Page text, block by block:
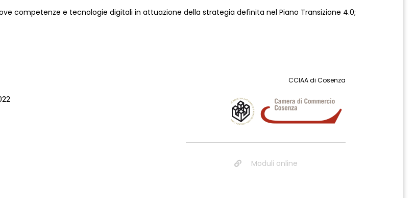
competenze e tecnologie digitali in attuazione della strategia definita nel Piano Transizione 4.0;
CCIAA di Cosenza
Moduli online